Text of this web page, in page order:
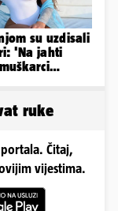
njom su uzdisali
'Na jahti
ruke
Čitaj,
vijestima.